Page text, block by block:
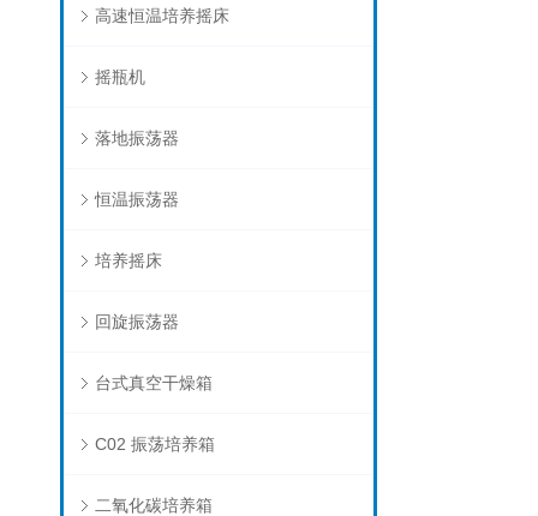
高速恒温培养摇床
摇瓶机
落地振荡器
恒温振荡器
培养摇床
回旋振荡器
台式真空干燥箱
C02 振荡培养箱
二氧化碳培养箱